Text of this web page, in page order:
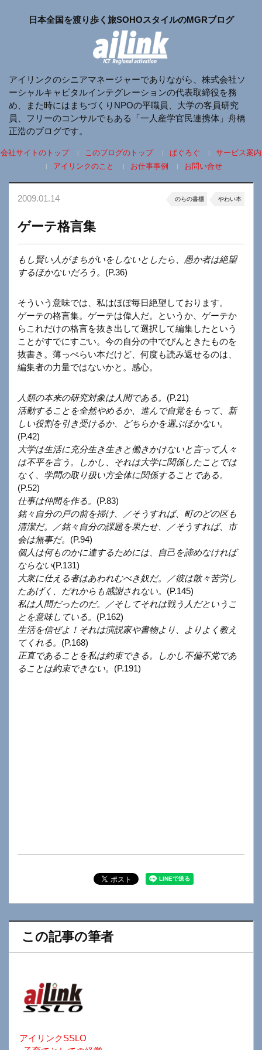
日本全国を渡り歩く旅SOHOスタイルのMGRブログ
アイリンクのシニアマネージャーでありながら、株式会社ソ
ーシャルキャピタルインテグレーションの代表取締役を務
め、また時にはまちづくりNPOの平職員、大学の客員研究
員、フリーのコンサルでもある「一人産学官民連携体」舟橋
正浩のブログです。
会社サイトのトップ このブログのトップ ぱぐろぐ
サービス案内
アイリンクのこと
お仕事事例 お問い合せ
2009.01.14 のらの書棚 やわい本
ゲーテ格言集
もし賢い人がまちがいをしないとしたら、愚か者は絶望
するほかないだろう。 (P.36)
そういう意味では、私はほぼ毎日絶望しております。
ゲーテの格言集。ゲーテは偉人だ。というか、ゲーテか
らこれだけの格言を抜き出して選択して編集したという
ことがすでにすごい。今の自分の中でぴんときたものを
抜書き。薄っぺらい本だけど、何度も読み返せるのは、
編集者の力量ではないかと。感心。
人類の本来の研究対象は人間である。 (P.21)
活動することを全然やめるか、進んで自覚をもって、新
しい役割を引き受けるか、どちらかを選ぶほかない。
(P.42)
大学は生活に充分生き生きと働きかけないと言って人々
は不平を言う。しかし、それは大学に関係したことでは
なく、学問の取り扱い方全体に関係することである。
(P.52)
仕事は仲間を作る。 (P.83)
銘々自分の戸の前を掃け、／そうすれば、町のどの区も
清潔だ。／銘々自分の課題を果たせ、／そうすれば、市
会は無事だ。 (P.94)
個人は何ものかに達するためには、自己を諦めなければ
ならない(P.131)
大衆に仕える者はあわれむべき奴だ。／彼は散々苦労し
たあげく、だれからも感謝されない。 (P.145)
私は人間だったのだ。／そしてそれは戦う人だというこ
とを意味している。 (P.162)
生活を信ぜよ！それは演説家や書物より、よりよく教え
てくれる。 (P.168)
正直であることを私は約束できる。しかし不偏不党であ
ることは約束できない。 (P.191)
この記事の筆者
アイリンクSSLO